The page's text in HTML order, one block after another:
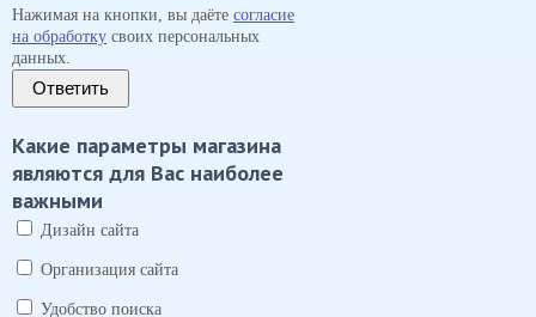
Нажимая на кнопки, вы даёте согласие
на обработку своих персональных
данных.
Ответить
Какие параметры магазина
являются для Вас наиболее
важными
Дизайн сайта
Организация сайта
Удобство поиска